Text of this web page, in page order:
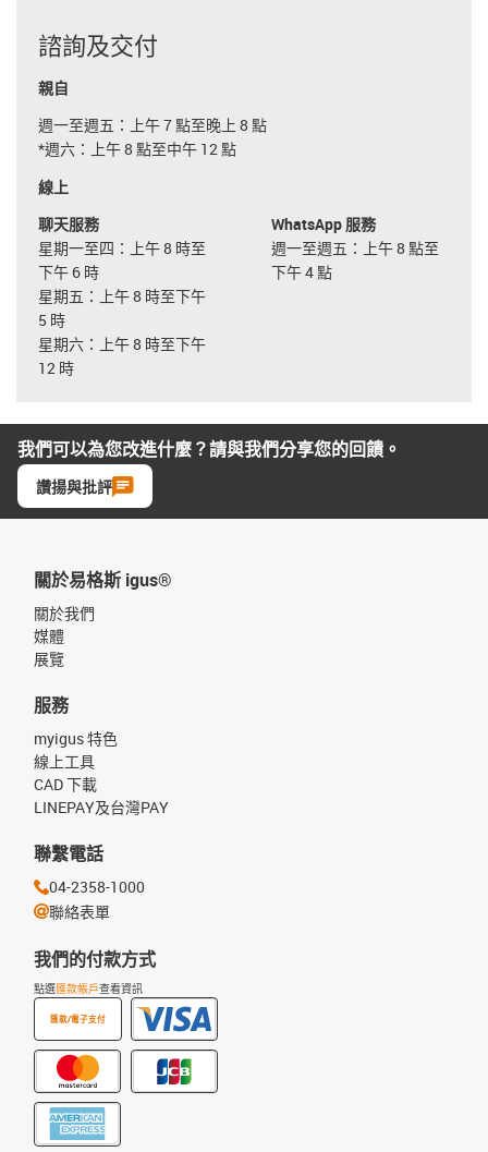
諮詢及交付
親自
週一至週五：上午 7 點至晚上 8 點
*週六：上午 8 點至中午 12 點
線上
聊天服務
星期一至四：上午 8 時至
下午 6 時
星期五：上午 8 時至下午
5 時
星期六：上午 8 時至下午
12 時
WhatsApp 服務
週一至週五：上午 8 點至
下午 4 點
我們可以為您改進什麼？請與我們分享您的回饋。
讚揚與批評
關於易格斯 igus®
關於我們
媒體
展覽
我們的付款方式
點選匯款帳戶查看資訊
匯款/電子支付
服務
myigus 特色
線上工具
CAD 下載
LINEPAY及台灣PAY
聯繫電話
04-2358-1000
聯絡表單